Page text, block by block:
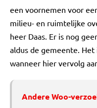
een voornemen voor
milieu- en ruimtelijke
heer Daas. Er is nog
aldus de gemeente.
wanneer hier vervolg
Andere Woo-